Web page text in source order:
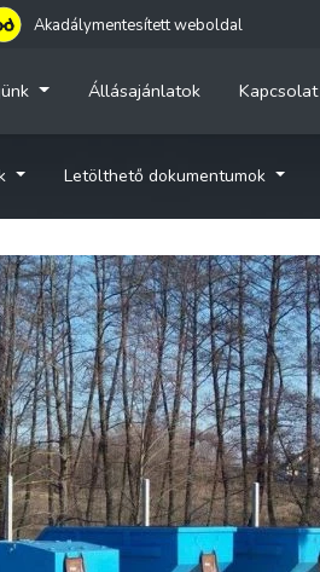
Akadálymentesített weboldal
Állásajánlatok Kapcsolat
Letölthető dokumentumok